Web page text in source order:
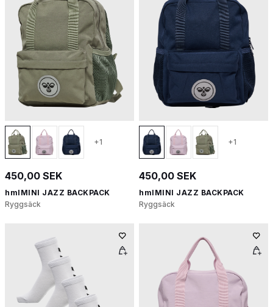
+1
450,00 SEK
hmlMINI JAZZ BACKPACK
Ryggsäck
+1
450,00 SEK
hmlMINI JAZZ BACKPACK
Ryggsäck